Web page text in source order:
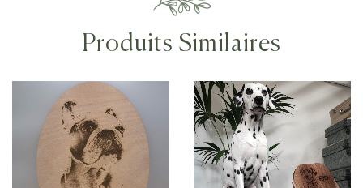
Produits Similaires